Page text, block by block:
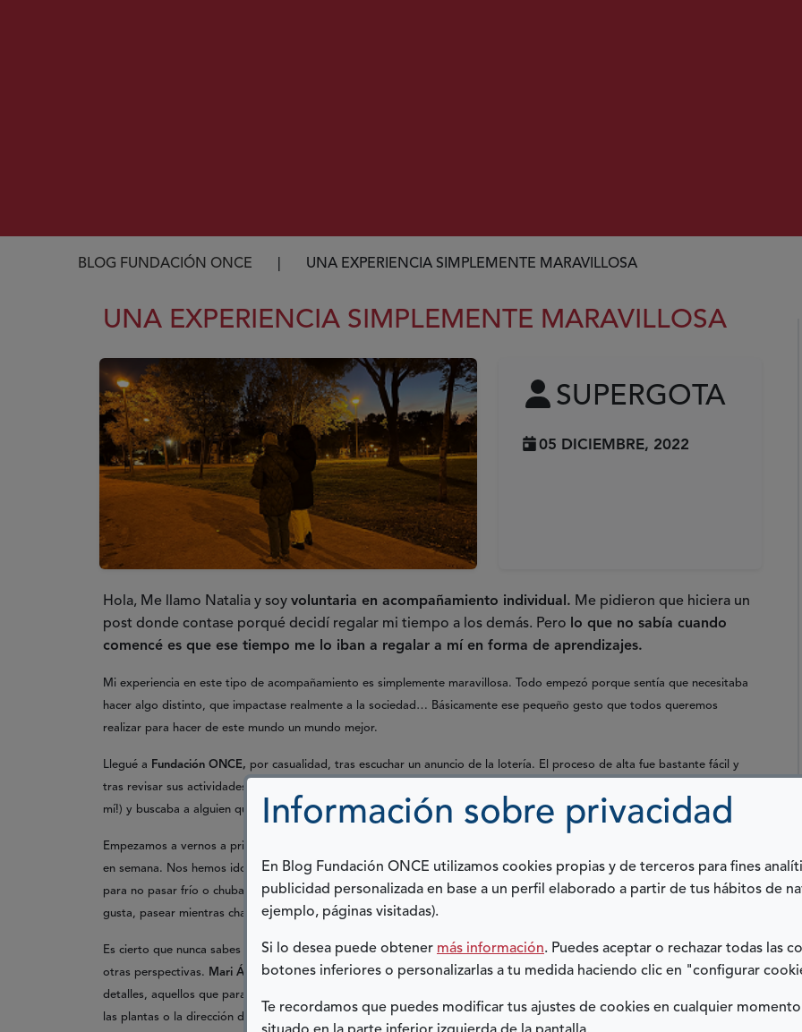
Información sobre privacidad
En Blog Fundación ONCE utilizamos cookies propias y de terceros para fines
publicidad personalizada en base a un perfil elaborado a partir de tus hábitos de
ejemplo, páginas visitadas).
Si lo desea puede obtener más información. Puedes aceptar o rechazar todas las
botones inferiores o personalizarlas a tu medida haciendo clic en "configurar
Te recordamos que puedes modificar tus ajustes de cookies en cualquier
Ruta de navegación
BLOG FUNDACIÓN ONCE UNA EXPERIENCIA SIMPLEMENTE MARAVILLOSA
UNA EXPERIENCIA SIMPLEMENTE MARAVILLOSA
SUPERGOTA
05 DICIEMBRE, 2022
Hola, Me llamo Natalia y soy voluntaria en acompañamiento individual. Me pidieron que hiciera un
post donde contase porqué decidí regalar mi tiempo a los demás. Pero lo que no sabía cuando
comencé es que ese tiempo me lo iban a regalar a mí en forma de aprendizajes.
Mi experiencia en este tipo de acompañamiento es simplemente maravillosa. Todo empezó porque sentía que necesitaba
hacer algo distinto, que impactase realmente a la sociedad… Básicamente ese pequeño gesto que todos queremos
realizar para hacer de este mundo un mundo mejor.
Llegué a Fundación ONCE, por casualidad, tras escuchar un anuncio de la lotería. El proceso de alta fue bastante fácil y
tras revisar sus actividades disponibles, vi el anuncio de Mari Ángeles, una persona a la que le gustaba pasear (¡como a
mí!) y buscaba a alguien que le acompañase en esta actividad.
Empezamos a vernos a principios de 2022 y desde entonces salimos a pasear por los parques cercanos a su casa una vez
en semana. Nos hemos ido adaptando a las estaciones: buscando la sombra para no derretirnos, poniéndonos guantes
para no pasar frío o chubasquero para no mojarnos. El caso es que a nosotras nada nos para en el hobby que tanto nos
gusta, pasear mientras charlamos de la vida. Julio, su marido, ya nos ha dado el apodo de andarinas.
Es cierto que nunca sabes dónde vas a encontrar a personas que marquen tu vida o simplemente te aporten o enseñen
otras perspectivas.
Mari Ángeles es una de esas grandes maestras de mi vida. Me ha enseñado a fijarme en los pequeños
detalles, aquellos que para unos no son nada y para otros lo son todo, por ejemplo, el movimiento al andar, el tacto de
las plantas o la dirección de la voz.
Me ha enseñado a valorar lo verdaderamente importante de la vida, que básicamente